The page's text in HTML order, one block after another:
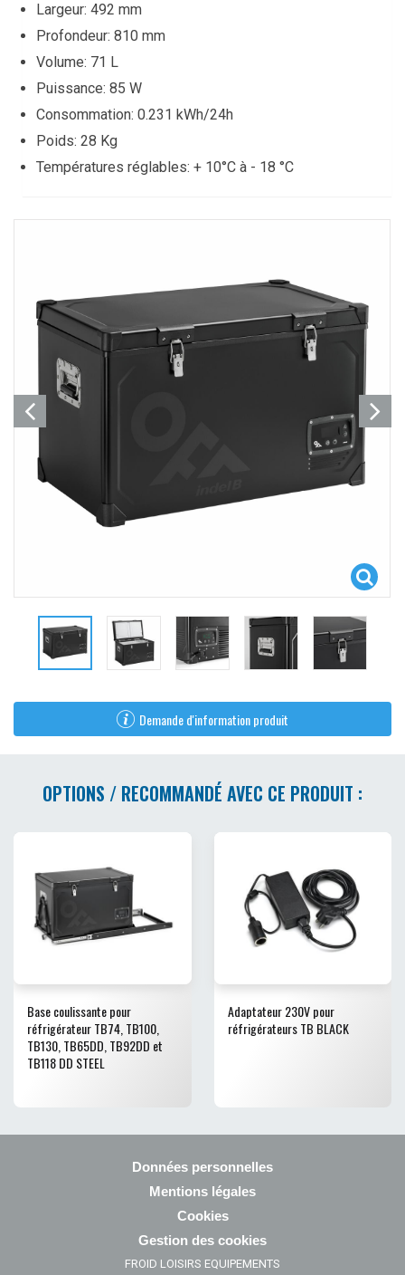
Largeur: 492 mm
Profondeur: 810 mm
Volume: 71 L
Puissance: 85 W
Consommation: 0.231 kWh/24h
Poids: 28 Kg
Températures réglables: + 10°C à - 18 °C
Demande d'information produit
OPTIONS / RECOMMANDÉ AVEC CE PRODUIT :
Base coulissante pour
réfrigérateur TB74, TB100,
TB130, TB65DD, TB92DD et
TB118 DD STEEL
Adaptateur 230V pour
réfrigérateurs TB BLACK
Données personnelles
Mentions légales
Cookies
Gestion des cookies
FROID LOISIRS EQUIPEMENTS